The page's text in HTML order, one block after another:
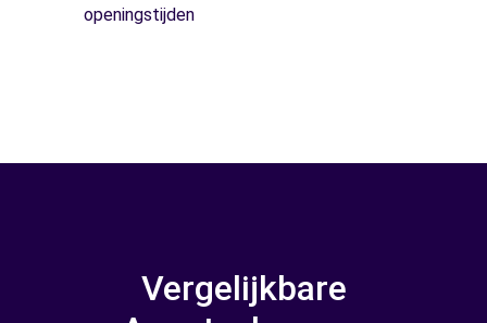
openingstijden
Vergelijkbare